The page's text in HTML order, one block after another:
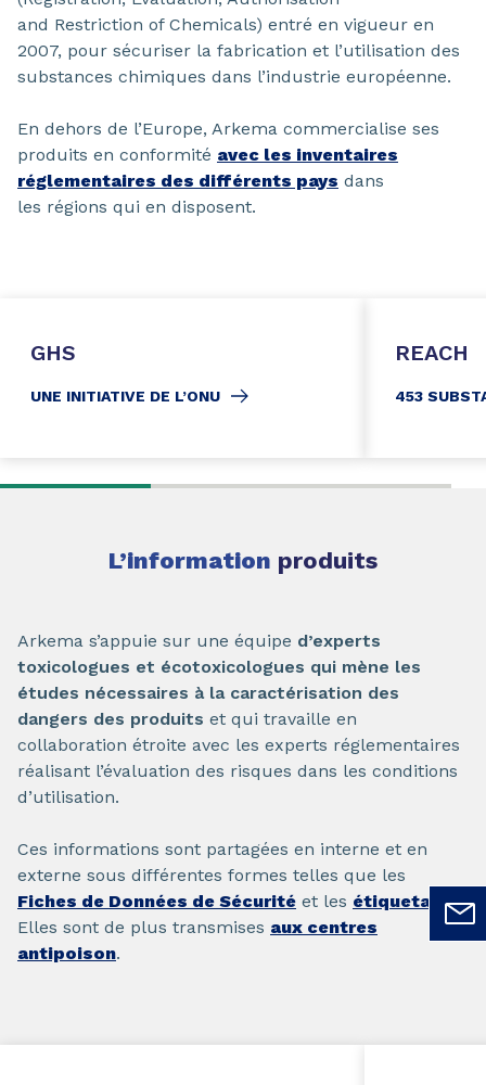
and Restriction of Chemicals) entré en vigueur en
2007, pour sécuriser la fabrication et l’utilisation des
substances chimiques dans l’industrie européenne.
En dehors de l’Europe, Arkema commercialise ses
produits en conformité avec les inventaires
réglementaires des différents pays dans
les régions qui en disposent.
GHS
UNE INITIATIVE DE L’ONU
REACH
453
L’information produits
Arkema s’appuie sur une équipe d’experts
toxicologues et écotoxicologues qui mène les
études nécessaires à la caractérisation des
dangers des produits et qui travaille en
collaboration étroite avec les experts réglementaires
réalisant l’évaluation des risques dans les conditions
d’utilisation.
Ces informations sont partagées en interne et en
externe sous différentes formes telles que les
Fiches de Données de Sécurité et les étiquetages.
Elles sont de plus transmises aux centres
antipoison.